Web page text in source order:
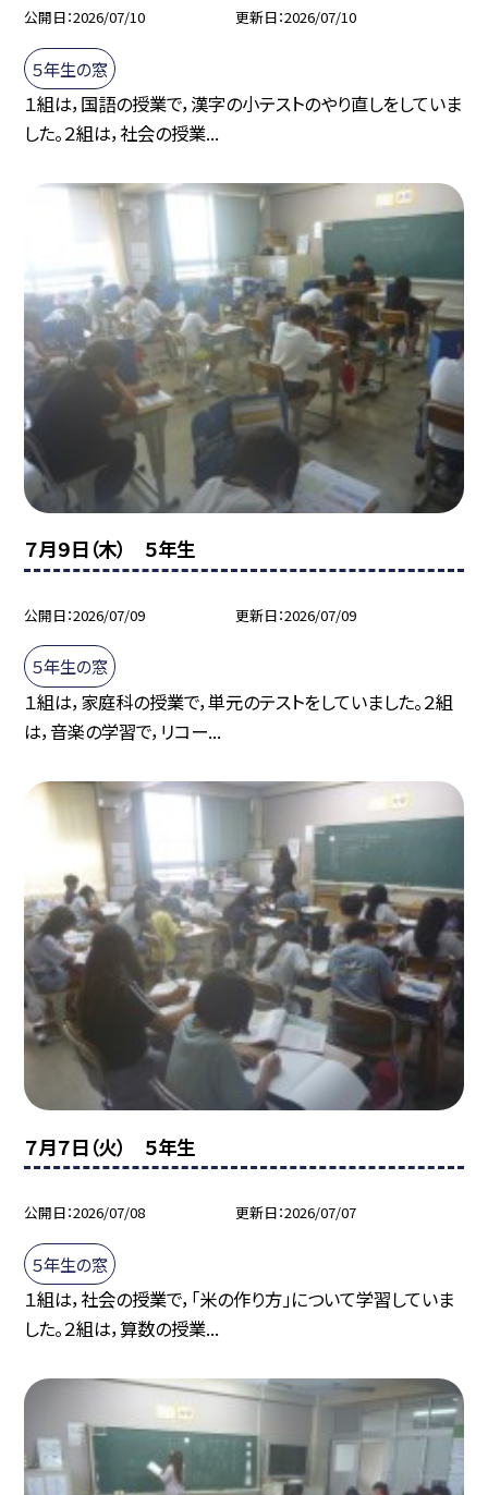
公開日 2026/07/10 更新日 2026/07/10
５年生の窓
１組は，国語の授業で，漢字の小テストのやり直しをしていま
した。２組は，社会の授業...
７月９日（木） ５年生
公開日 2026/07/09 更新日 2026/07/09
５年生の窓
１組は，家庭科の授業で，単元のテストをしていました。２組
は，音楽の学習で，リコー...
７月７日（火） ５年生
公開日 2026/07/08 更新日 2026/07/07
５年生の窓
１組は，社会の授業で，「米の作り方」について学習していま
した。２組は，算数の授業...